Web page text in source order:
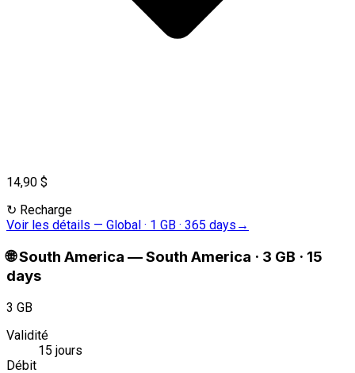
14,90 $
↻ Recharge
Voir les détails — Global · 1 GB · 365 days →
🌐South America —South America · 3 GB · 15
days
3 GB
Validité
15 jours
Débit